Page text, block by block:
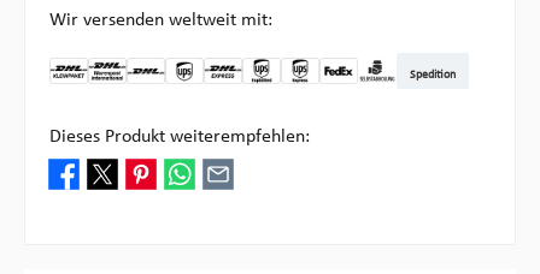
Wir versenden weltweit mit:
Spedition
Dieses Produkt weiterempfehlen: